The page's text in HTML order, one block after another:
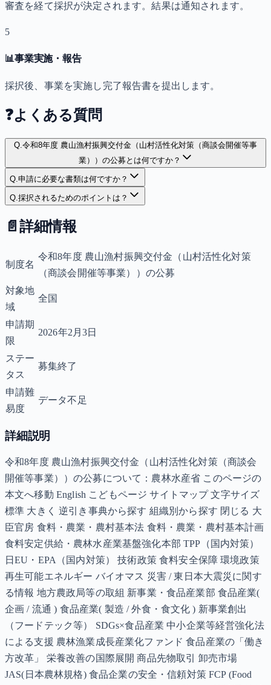
審査を経て採択が決定されます。結果は通知されます。
5
📊事業実施・報告
採択後、事業を実施し完了報告書を提出します。
❓よくある質問
Q.令和8年度 農山漁村振興交付金（山村活性化対策（商談会開催等事
業））の公募とは何ですか？
Q.申請に必要な書類は何ですか？
Q.採択されるためのポイントは？
📄 詳細情報
制度名
令和8年度 農山漁村振興交付金（山村活性化対策
（商談会開催等事業））の公募
対象地
域
全国
申請期
限
2026年2月3日
ステー
タス
募集終了
申請難
易度
データ不足
詳細説明
令和8年度 農山漁村振興交付金（山村活性化対策（商談会
開催等事業））の公募について：農林水産省 このページの
本文へ移動 English こどもページ サイトマップ 文字サイズ
標準 大きく 逆引き事典から探す 組織別から探す 閉じる 大
臣官房 食料・農業・農村基本法 食料・農業・農村基本計画
食料安定供給・農林水産業基盤強化本部 TPP（国内対策）
日EU・EPA（国内対策） 技術政策 食料安全保障 環境政策
再生可能エネルギー バイオマス 災害 / 東日本大震災に関す
る情報 地方農政局等の取組 新事業・食品産業部 食品産業(
企画 / 流通 ) 食品産業( 製造 / 外食・食文化 ) 新事業創出
（フードテック等） SDGs×食品産業 中小企業等経営強化法
による支援 農林漁業成長産業化ファンド 食品産業の「働き
方改革」 栄養改善の国際展開 商品先物取引 卸売市場
JAS(日本農林規格) 食品企業の安全・信頼対策 FCP (Food